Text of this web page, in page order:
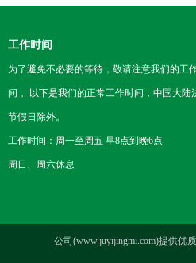
工作时间
为了避免不必要的等待，敬请注意我们的工
间 。以下是我们的正常工作时间，中国大陆
节假日除外。
工作时间：周一至周五 早8点到晚6点
周日、周六休息
公司(www.juyijingmi.com)提供优